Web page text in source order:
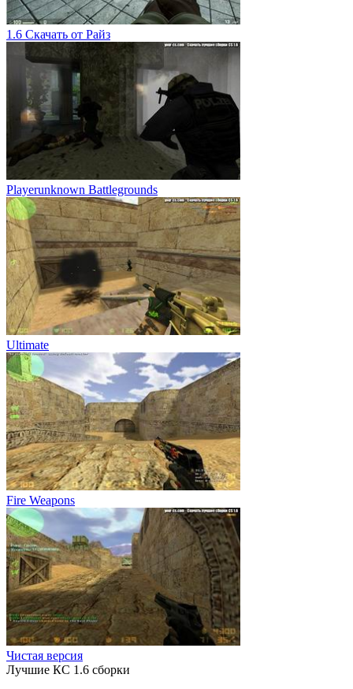
1.6 Скачать от Райз
Playerunknown Battlegrounds
Ultimate
Fire Weapons
Чистая версия
Лучшие КС 1.6 сборки